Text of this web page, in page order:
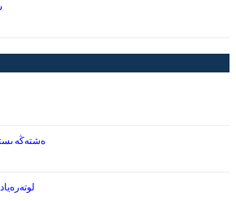
ەشتەڭە
لوتەرەيادان 55 ملن دوللار